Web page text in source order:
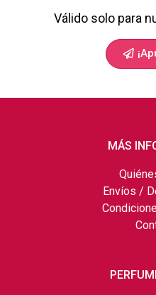
Válido solo para
MÁS
Envíos /